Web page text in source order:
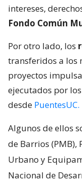
intereses,
Fondo Común
Por otro lado, los
transferidos a los
proyectos
ejecutados por
desde PuentesUC.
Algunos de ellos
de Barrios
Urbano y
Nacional de